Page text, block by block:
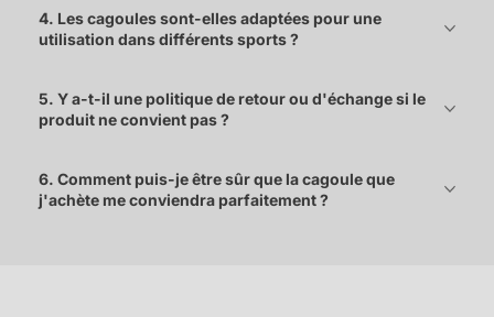
4. Les cagoules sont-elles adaptées pour une
utilisation dans différents sports ?
5. Y a-t-il une politique de retour ou d'échange si le
produit ne convient pas ?
6. Comment puis-je être sûr que la cagoule que
j'achète me conviendra parfaitement ?